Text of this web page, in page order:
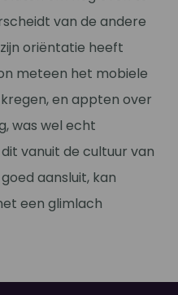
van de andere
oriëntatie heeft
meteen het mobiele
en appten over
was wel echt
vanuit de cultuur van
aansluit, kan
een glimlach